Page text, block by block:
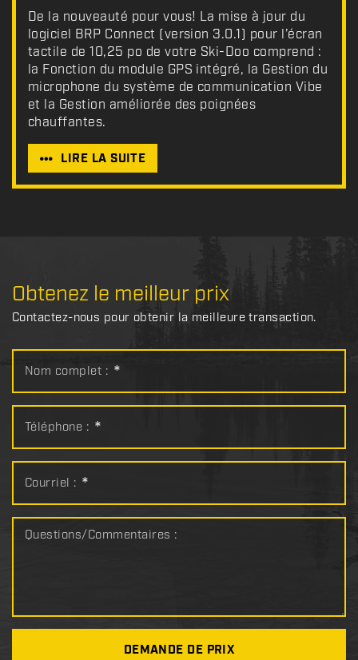
De la nouveauté pour vous! La mise à jour du
logiciel BRP Connect (version 3.0.1) pour l’écran
tactile de 10,25 po de votre Ski-Doo comprend :
la Fonction du module GPS intégré, la Gestion du
microphone du système de communication Vibe
et la Gestion améliorée des poignées
chauffantes.
LIRE LA SUITE
Obtenez le meilleur prix
Contactez-nous pour obtenir la meilleure transaction.
Nom complet : *
Téléphone : *
Courriel : *
Questions/Commentaires :
DEMANDE DE PRIX